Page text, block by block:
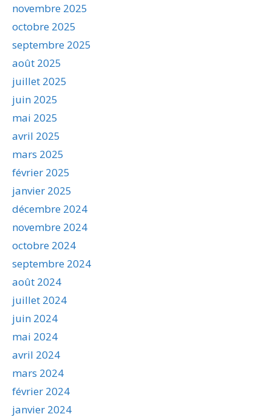
novembre 2025
octobre 2025
septembre 2025
août 2025
juillet 2025
juin 2025
mai 2025
avril 2025
mars 2025
février 2025
janvier 2025
décembre 2024
novembre 2024
octobre 2024
septembre 2024
août 2024
juillet 2024
juin 2024
mai 2024
avril 2024
mars 2024
février 2024
janvier 2024